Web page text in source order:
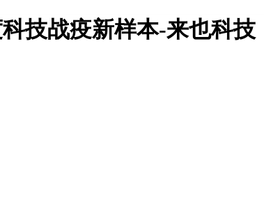
技战疫新样本-来也科技